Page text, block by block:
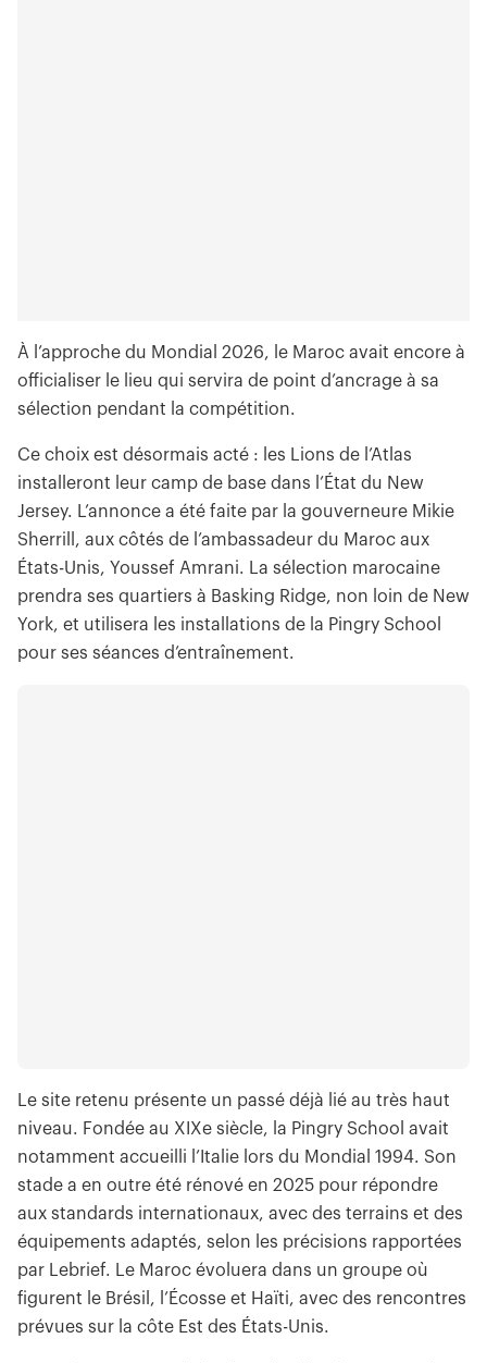
À l’approche du Mondial 2026, le Maroc avait encore à
officialiser le lieu qui servira de point d’ancrage à sa
sélection pendant la compétition.
Ce choix est désormais acté : les Lions de l’Atlas
installeront leur camp de base dans l’État du New
Jersey. L’annonce a été faite par la gouverneure Mikie
Sherrill, aux côtés de l’ambassadeur du Maroc aux
États-Unis, Youssef Amrani. La sélection marocaine
prendra ses quartiers à Basking Ridge, non loin de New
York, et utilisera les installations de la Pingry School
pour ses séances d’entraînement.
Le site retenu présente un passé déjà lié au très haut
niveau. Fondée au XIXe siècle, la Pingry School avait
notamment accueilli l’Italie lors du Mondial 1994. Son
stade a en outre été rénové en 2025 pour répondre
aux standards internationaux, avec des terrains et des
équipements adaptés, selon les précisions rapportées
par Lebrief. Le Maroc évoluera dans un groupe où
figurent le Brésil, l’Écosse et Haïti, avec des rencontres
prévues sur la côte Est des États-Unis.